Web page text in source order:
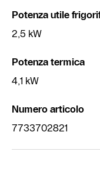
Potenza utile
2,5 kW
Potenza termica
4,1 kW
Numero articolo
7733702821